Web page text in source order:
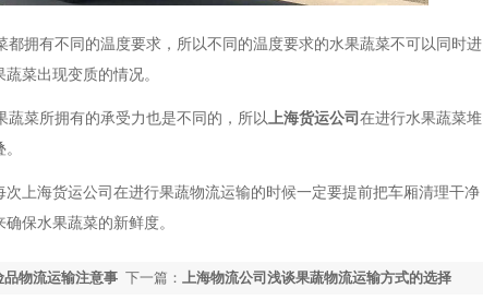
都拥有不同的温度要求，所以不同的温度要求的水果蔬菜不可以同时进
菜出现变质的情况。
蔬菜所拥有的承受力也是不同的，所以上海货运公司 在进行水果蔬菜堆
次上海货运公司在进行果蔬物流运输的时候一定要提前把车厢清理干净
保水果蔬菜的新鲜度。
下一篇： 上海物流公司浅谈果蔬物流运输方式的选择
物流运输注意事